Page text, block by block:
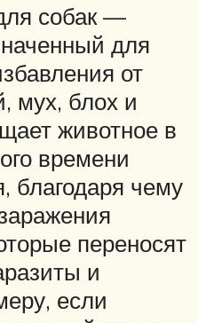
собак —
для
от
мух, блох и
животное в
времени
благодаря чему
переносят
и
если